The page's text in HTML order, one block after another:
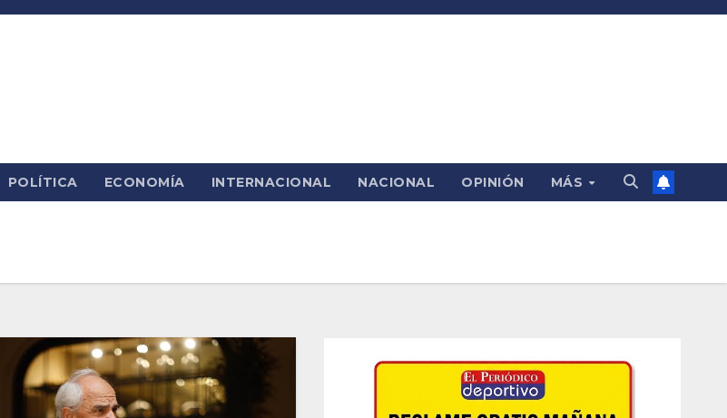
POLÍTICA ECONOMÍA INTERNACIONAL NACIONAL OPINIÓN MÁS